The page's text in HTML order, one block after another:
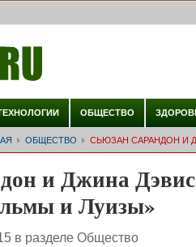
ОБЩЕСТВО
ОБЩЕСТВО СЬЮЗАН САРАНДОН И
и Джина Дэвис
и Луизы»
в разделе Общество